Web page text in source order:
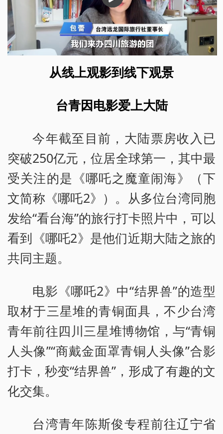
从线上观影到线下观景
台青因电影爱上大陆
今年截至目前，大陆票房收入已
突破250亿元，位居全球第一，其中最
受关注的是《哪吒之魔童闹海》（下
文简称《哪吒2》）。从多位台湾同胞
发给“看台海”的旅行打卡照片中，可以
看到《哪吒2》是他们近期大陆之旅的
共同主题。
电影《哪吒2》中“结界兽”的造型
取材于三星堆的青铜面具，不少台湾
青年前往四川三星堆博物馆，与“青铜
人头像”“商戴金面罩青铜人头像”合影
打卡，秒变“结界兽”，形成了有趣的文
化交集。
台湾青年陈斯俊专程前往辽宁省